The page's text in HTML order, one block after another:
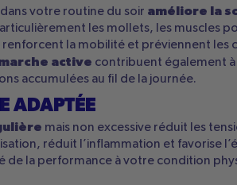
votre routine du soir améliore la
les mollets, les muscles
renforcent la mobilité et préviennent les
active contribuent également
accumulées au fil de la journée.
ADAPTÉE
mais non excessive réduit les
réduit l’inflammation et favorise
de la performance à votre condition